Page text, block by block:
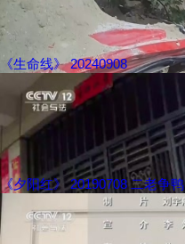
《生命线》 20240908
《夕阳红》 20190708 二老争鸭